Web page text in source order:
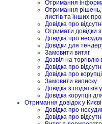
Отримання
Отримання рішень,
листів та інших
Довідка про
Отримати довідки з
Довідка про
Довідки для
Замовити витяг
Дозвіл на торгівлю
Довідка про
Довідка про
Замовити виписку
Довідка з податків
Довідка корупції
Отримання довідок у Києві
Довідка про
Довідка про